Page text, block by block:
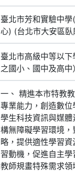
臺北市芳和實驗中
心) (台北市大安區臥
臺北市高級中等以
之國小、國中及高中
一、 精進本市特教
專業能力，創造數
學生科技資訊與媒
構無障礙學習環境
略，提供適性學習
習動機，促進自主
教師規畫特殊需求